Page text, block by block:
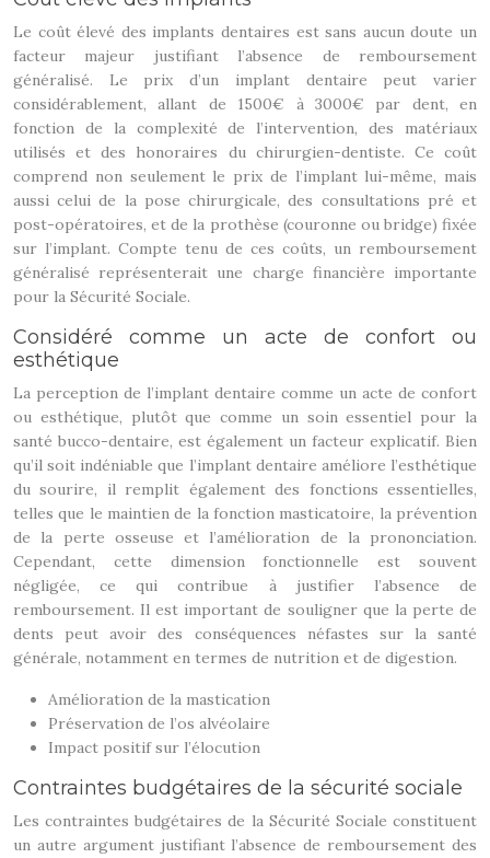
Le coût élevé des implants dentaires est sans aucun doute un
facteur majeur justifiant l’absence de remboursement
généralisé. Le prix d’un implant dentaire peut varier
considérablement, allant de 1500€ à 3000€ par dent, en
fonction de la complexité de l’intervention, des matériaux
utilisés et des honoraires du chirurgien-dentiste. Ce coût
comprend non seulement le prix de l’implant lui-même, mais
aussi celui de la pose chirurgicale, des consultations pré et
post-opératoires, et de la prothèse (couronne ou bridge) fixée
sur l’implant. Compte tenu de ces coûts, un remboursement
généralisé représenterait une charge financière importante
pour la Sécurité Sociale.
Considéré comme un acte de confort ou
esthétique
La perception de l’implant dentaire comme un acte de confort
ou esthétique, plutôt que comme un soin essentiel pour la
santé bucco-dentaire, est également un facteur explicatif. Bien
qu’il soit indéniable que l’implant dentaire améliore l’esthétique
du sourire, il remplit également des fonctions essentielles,
telles que le maintien de la fonction masticatoire, la prévention
de la perte osseuse et l’amélioration de la prononciation.
Cependant, cette dimension fonctionnelle est souvent
négligée, ce qui contribue à justifier l’absence de
remboursement. Il est important de souligner que la perte de
dents peut avoir des conséquences néfastes sur la santé
générale, notamment en termes de nutrition et de digestion.
Amélioration de la mastication
Préservation de l’os alvéolaire
Impact positif sur l’élocution
Contraintes budgétaires de la sécurité sociale
Les contraintes budgétaires de la Sécurité Sociale constituent
un autre argument justifiant l’absence de remboursement des